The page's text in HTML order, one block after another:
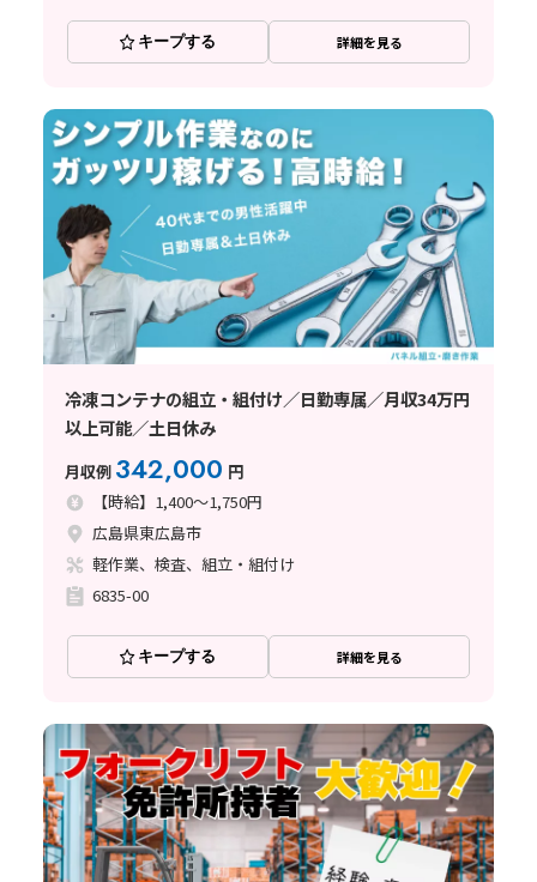
キープする 詳細を見る
冷凍コンテナの組立・組付け／日勤専属／月収34万円
以上可能／土日休み
月収例 342,000 円
【時給】1,400～1,750円
広島県東広島市
軽作業、検査、組立・組付け
6835-00
キープする 詳細を見る